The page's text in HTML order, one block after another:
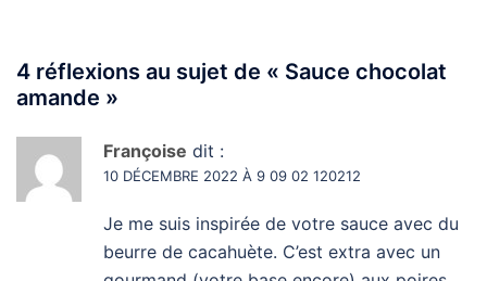
4 réflexions au sujet de « Sauce chocolat
amande »
Françoise dit :
10 DÉCEMBRE 2022 À 9 09 02 120212
Je me suis inspirée de votre sauce avec du
beurre de cacahuète. C’est extra avec un